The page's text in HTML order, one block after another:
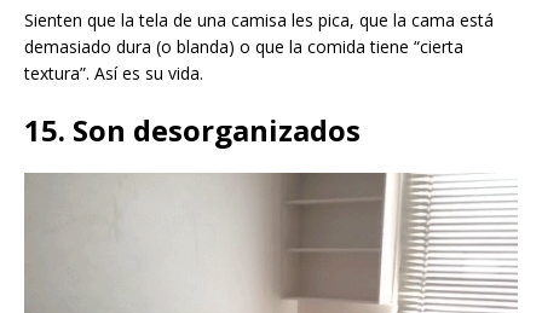
Sienten que la tela de una camisa les pica, que la cama está
demasiado dura (o blanda) o que la comida tiene “cierta
textura”. Así es su vida.
15. Son desorganizados